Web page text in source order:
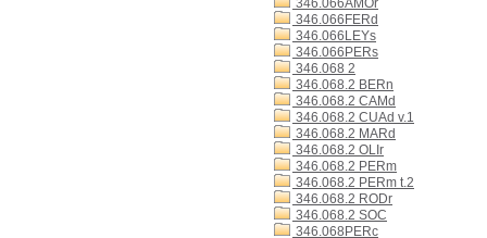
346.066AMOr
346.066FERd
346.066LEYs
346.066PERs
346.068 2
346.068.2 BERn
346.068.2 CAMd
346.068.2 CUAd v.1
346.068.2 MARd
346.068.2 OLIr
346.068.2 PERm
346.068.2 PERm t.2
346.068.2 RODr
346.068.2 SOC
346.068PERc